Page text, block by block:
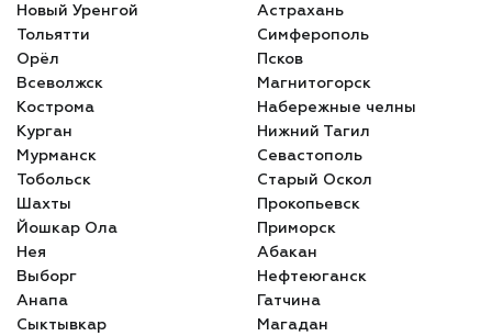
Новый Уренгой
Астрахань
Тольятти
Симферополь
Орёл
Псков
Всеволжск
Магнитогорск
Кострома
Набережные челны
Курган
Нижний Тагил
Мурманск
Севастополь
Тобольск
Старый Оскол
Шахты
Прокопьевск
Йошкар Ола
Приморск
Нея
Абакан
Выборг
Нефтеюганск
Анапа
Гатчина
Сыктывкар
Магадан